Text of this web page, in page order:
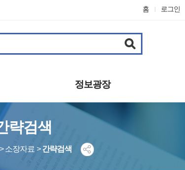
홈 로그인
/신청
정보광장
공지사항
자주하는질문
묻고답하기
략검색
소장자료 >간략검색